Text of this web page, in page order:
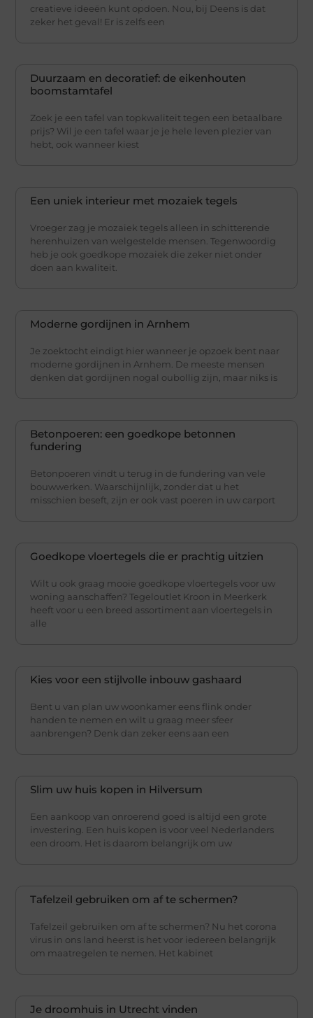
creatieve ideeën kunt opdoen. Nou, bij Deens is dat
zeker het geval! Er is zelfs een
Duurzaam en decoratief: de eikenhouten
boomstamtafel
Zoek je een tafel van topkwaliteit tegen een betaalbare
prijs? Wil je een tafel waar je je hele leven plezier van
hebt, ook wanneer kiest
Een uniek interieur met mozaiek tegels
Vroeger zag je mozaiek tegels alleen in schitterende
herenhuizen van welgestelde mensen. Tegenwoordig
heb je ook goedkope mozaiek die zeker niet onder
doen aan kwaliteit.
Moderne gordijnen in Arnhem
Je zoektocht eindigt hier wanneer je opzoek bent naar
moderne gordijnen in Arnhem. De meeste mensen
denken dat gordijnen nogal oubollig zijn, maar niks is
Betonpoeren: een goedkope betonnen
fundering
Betonpoeren vindt u terug in de fundering van vele
bouwwerken. Waarschijnlijk, zonder dat u het
misschien beseft, zijn er ook vast poeren in uw carport
Goedkope vloertegels die er prachtig uitzien
Wilt u ook graag mooie goedkope vloertegels voor uw
woning aanschaffen? Tegeloutlet Kroon in Meerkerk
heeft voor u een breed assortiment aan vloertegels in
alle
Kies voor een stijlvolle inbouw gashaard
Bent u van plan uw woonkamer eens flink onder
handen te nemen en wilt u graag meer sfeer
aanbrengen? Denk dan zeker eens aan een
Slim uw huis kopen in Hilversum
Een aankoop van onroerend goed is altijd een grote
investering. Een huis kopen is voor veel Nederlanders
een droom. Het is daarom belangrijk om uw
Tafelzeil gebruiken om af te schermen?
Tafelzeil gebruiken om af te schermen? Nu het corona
virus in ons land heerst is het voor iedereen belangrijk
om maatregelen te nemen. Het kabinet
Je droomhuis in Utrecht vinden